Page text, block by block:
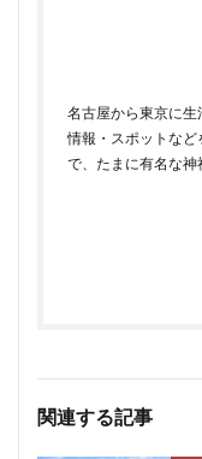
名古屋から東京に生
情報・スポットなど
で、たまに有名な神
関連する記事